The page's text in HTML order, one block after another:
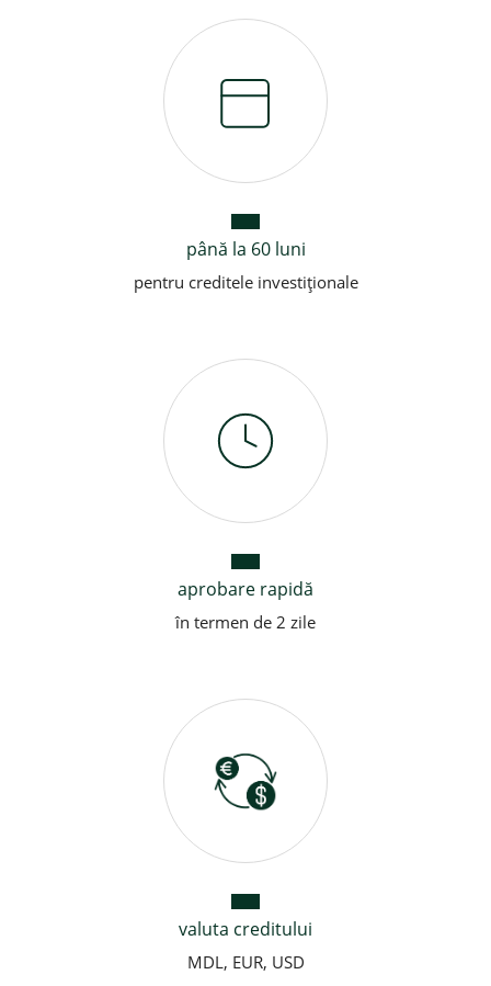
până la 60 luni
pentru creditele investiționale
aprobare rapidă
în termen de 2 zile
valuta creditului
MDL, EUR, USD